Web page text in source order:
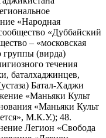
«Народная
«Дуббайский
– «московская
(вирда)
течения
баталхаджинцев,
Батал-Хаджи
«Маньяки Культ
«Маньяки Культ
М.К.У.); 48.
Легион «Свобода